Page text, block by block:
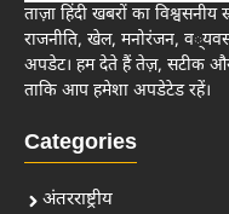
ताज़ा हिंदी खबरों का विश्वसनीय
राजनीति, खेल, मनोरंजन,
अपडेट। हम देते हैं तेज़, सटीक और
ताकि आप हमेशा अपडेटेड रहें।
Categories
अंतरराष्ट्रीय